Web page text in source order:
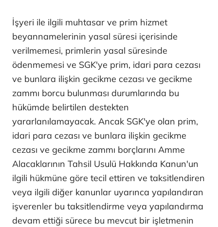
İşyeri ile ilgili muhtasar ve prim hizmet
beyannamelerinin yasal süresi içerisinde
verilmemesi, primlerin yasal süresinde
ödenmemesi ve SGK'ye prim, idari para cezası
ve bunlara ilişkin gecikme cezası ve gecikme
zammı borcu bulunması durumlarında bu
hükümde belirtilen destekten
yararlanılamayacak. Ancak SGK'ye olan prim,
idari para cezası ve bunlara ilişkin gecikme
cezası ve gecikme zammı borçlarını Amme
Alacaklarının Tahsil Usulü Hakkında Kanun'un
ilgili hükmüne göre tecil ettiren ve taksitlendiren
veya ilgili diğer kanunlar uyarınca yapılandıran
işverenler bu taksitlendirme veya yapılandırma
devam ettiği sürece bu mevcut bir işletmenin